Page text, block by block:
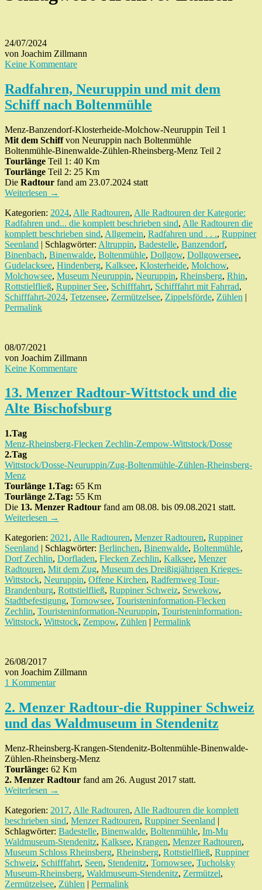
24/07/2024
von Joachim Zillmann
Keine Kommentare
Radfahren, Neuruppin und mit dem
Schiff nach Boltenmühle
Menz-Banzendorf-Klosterheide-Molchow-Neuruppin Teil 1
Mit dem Schiffvon Neuruppin nach Boltenmühle
Boltenmühle-Binenwalde-Zühlen-Rheinsberg-Menz Teil 2
Tourlänge Teil 1: 40 Km
Tourlänge Teil 2: 25 Km
Die Radtour fand am 23.07.2024 statt
Weiterlesen →
Kategorien: 2024, Alle Radtouren, Alle Radtouren der Kategorie:
Radfahren und... die komplett beschrieben sind, Alle Radtouren die
komplett beschrieben sind, Allgemein, Radfahren und . . ., Ruppiner
Seenland | Schlagwörter: Altruppin, Badestelle, Banzendorf,
Binenbach, Binenwalde, Boltenmühle, Dollgow, Dollgowersee,
Gudelacksee, Hindenberg, Kalksee, Klosterheide, Molchow,
Molchowsee, Museum Neuruppin, Neuruppin, Rheinsberg, Rhin,
Rottstielfließ, Ruppiner See, Schifffahrt, Schifffahrt mit Fahrrad,
Schifffahrt-2024, Tetzensee, Zermützelsee, Zippelsförde, Zühlen |
Permalink
08/07/2021
von Joachim Zillmann
Keine Kommentare
13. Menzer Radtour-Wittstock und die
Alte Bischofsburg
1.Tag
Menz-Rheinsberg-Flecken Zechlin-Zempow-Wittstock/Dosse
2.Tag
Wittstock/Dosse-Neuruppin/Zug-Boltenmühle-Zühlen-Rheinsberg-
Menz
Tourlänge 1.Tag: 65 Km
Tourlänge 2.Tag: 55 Km
Die 13. Menzer Radtour fand am 08.08. bis 09.08.2021 statt.
Weiterlesen →
Kategorien: 2021 , Alle Radtouren, Menzer Radtouren, Ruppiner
Seenland | Schlagwörter: Berlinchen, Binenwalde, Boltenmühle,
Dorf Zechlin, Dorfladen, Flecken Zechlin, Kalksee, Menzer
Radtouren, Mit dem Zug, Museum des Dreißigjährigen Krieges-
Wittstock, Neuruppin, Offene Kirchen, Radfernweg Tour-
Brandenburg, Rottstielfließ, Ruppiner Schweiz, Sewekow,
Stadtbefestigung, Tornowsee, Touristeninformation-Flecken
Zechlin, Touristeninformation-Neuruppin, Touristeninformation-
Wittstock, Wittstock, Zempow, Zühlen | Permalink
26/08/2017
von Joachim Zillmann
1 Kommentar
2. Menzer Radtour-die Ruppiner Schweiz
und das Waldmuseum in Stendenitz
Menz-Rheinsberg-Krangen-Stendenitz-Boltenmühle-Binenwalde-
Zühlen-Rheinsberg-Menz
Tourlänge: 62 Km
2. Menzer Radtour fand am 26. August 2017 statt.
Weiterlesen →
Kategorien: 2017, Alle Radtouren, Alle Radtouren die komplett
beschrieben sind, Menzer Radtouren, Ruppiner Seenland |
Schlagwörter: Badestelle, Binenwalde, Boltenmühle, Im-Mu
Waldmuseum-Stendenitz, Kalksee, Krangen, Menzer Radtouren,
Museum Schloss Rheinsberg, Rheinsberg, Rottstielfließ, Ruppiner
Schweiz, Schifffahrt, Seen, Stendenitz, Tornowsee, Tucholsky
Museum-Rheinsberg, Waldmuseum-Stendenitz, Zermützel,
Zermützelsee, Zühlen | Permalink